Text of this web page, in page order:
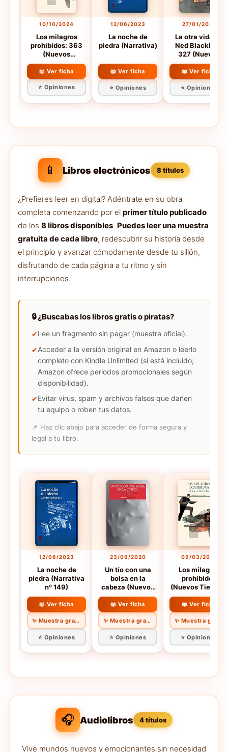
10/10/2024
Los milagros
prohibidos: 363
(Nuevos
Tiempos)
📖 Ver ficha
⭐ Opiniones
12/06/2023
La noche de
piedra (Narrativa)
📖 Ver ficha
⭐ Opiniones
27/01/2022
La otra vida de
Ned Blackbird:
327 (Nuevos
Tiempos)
📖 Ver ficha
⭐ Opiniones
📱 Libros electrónicos 8 títulos
¿Prefieres leer en digital? Adéntrate en su obra
completa comenzando por el primer título publicado
de los 8 libros disponibles. Puedes leer una muestra
gratuita de cada libro, redescubrir su historia desde
el principio y avanzar cómodamente desde tu sillón,
disfrutando de cada página a tu ritmo y sin
interrupciones.
🔒 ¿Buscabas los libros gratis o piratas?
Lee un fragmento sin pagar (muestra oficial).
Acceder a la versión original en Amazon o leerlo
completo con Kindle Unlimited (si está incluido;
Amazon ofrece periodos promocionales según
disponibilidad).
Evitar virus, spam y archivos falsos que dañen
tu equipo o roben tus datos.
📌 Haz clic abajo para acceder de forma segura y
legal a tu libro.
12/06/2023
La noche de
piedra (Narrativa
nº 149)
📖 Ver ficha
✨ Muestra gratis
⭐ Opiniones
23/09/2020
Un tío con una
bolsa en la
cabeza (Nuevos
Tiempos nº 461)
📖 Ver ficha
✨ Muestra gratis
⭐ Opiniones
09/03/2017
Los milagros
prohibidos
(Nuevos Tiempos
nº 363)
📖 Ver ficha
⭐ Opiniones
🎧 Audiolibros 4 títulos
Vive mundos nuevos y emocionantes sin necesidad